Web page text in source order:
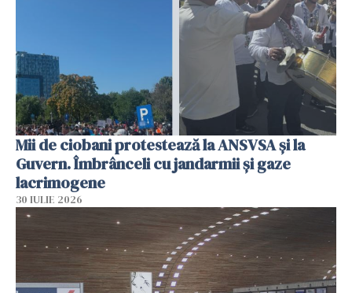
Mii de ciobani protestează la ANSVSA și la
Guvern. Îmbrânceli cu jandarmii și gaze
lacrimogene
30 IULIE 2026